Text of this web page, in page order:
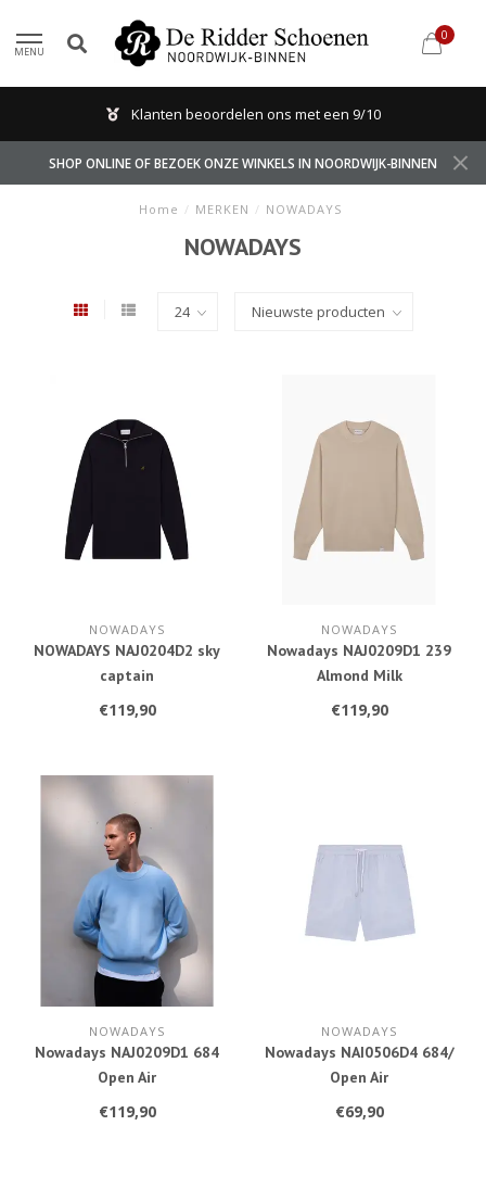
MENU
0
Klanten beoordelen ons met een 9/10
SHOP ONLINE OF BEZOEK ONZE WINKELS IN NOORDWIJK-BINNEN
Home / MERKEN / NOWADAYS
NOWADAYS
NOWADAYS
NOWADAYS NAJ0204D2 sky
captain
€119,90
NOWADAYS
Nowadays NAJ0209D1 239
Almond Milk
€119,90
NOWADAYS
Nowadays NAJ0209D1 684
Open Air
€119,90
NOWADAYS
Nowadays NAI0506D4 684/
Open Air
€69,90